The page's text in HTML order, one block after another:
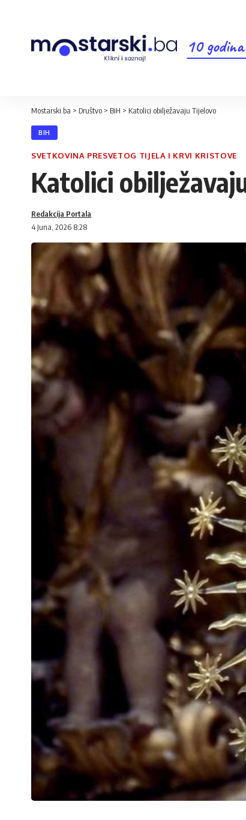
10
Mostarski.ba > Društvo > BiH > Katolici obilježavaju Tijelovo
BIH
SVETKOVINA PRESVETOG TIJELA I KRVI KRISTOVE
Katolici
4 Juna, 2026 8:28
Redakcija Portala